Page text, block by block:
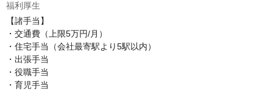
福利厚生
【諸手当】
・交通費（上限5万円/月）
・住宅手当（会社最寄駅より5駅以内）
・出張手当
・役職手当
・育児手当